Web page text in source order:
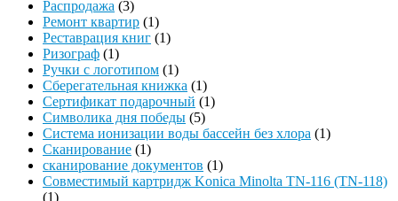
Распродажа (3)
Ремонт квартир (1)
Реставрация книг (1)
Ризограф (1)
Ручки с логотипом (1)
Сберегательная книжка (1)
Сертификат подарочный (1)
Символика дня победы (5)
Система ионизации воды бассейн без хлора (1)
Сканирование (1)
сканирование документов (1)
Совместимый картридж Konica Minolta TN-116 (TN-118)
(1)